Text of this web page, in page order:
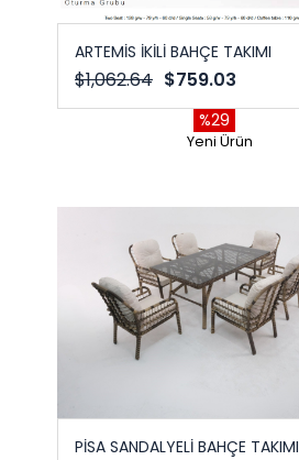
ARTEMİS İKİLİ BAHÇE TAKIMI
$759.03
$1,062.64
%29
Yeni Ürün
PİSA SANDALYELİ BAHÇE TAKIMI